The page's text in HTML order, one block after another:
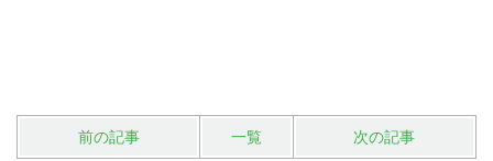
前の記事 一覧 次の記事